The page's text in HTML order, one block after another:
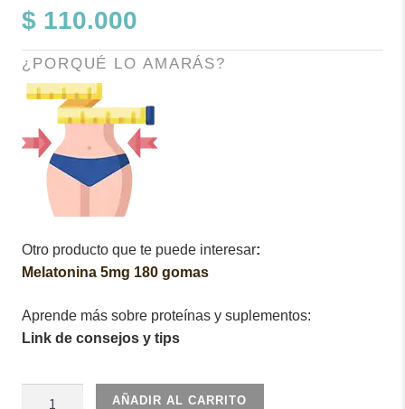
$ 110.000
¿PORQUÉ LO AMARÁS?
Otro producto que te puede interesar:
Melatonina 5mg 180 gomas
Aprende más sobre proteínas y suplementos:
Link de consejos y tips
HYDROXYCUTAÑADIR AL CARRITO